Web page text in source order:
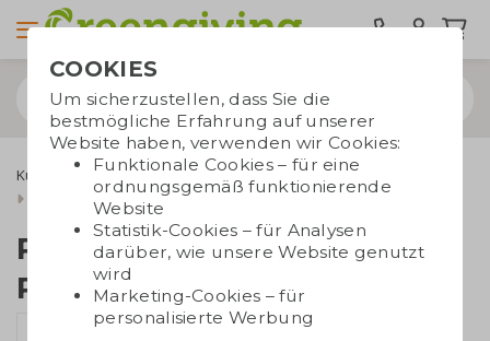
Kugelschreiber
Produziert in Deutschland
Ritter Stift Crest Recycled
Ritter Stift Crest
Recycled
COOKIES
Um sicherzustellen, dass Sie die
bestmögliche Erfahrung auf unserer
Website haben, verwenden wir Cookies:
Funktionale Cookies – für eine
ordnungsgemäß funktionierende
Website
Statistik-Cookies – für Analysen
darüber, wie unsere Website genutzt
wird
Marketing-Cookies – für
personalisierte Werbung